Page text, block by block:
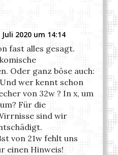
Juli 2020 um 14:14
fast alles gesagt.
Oder ganz böse auch:
wer kennt schon
von 32w ? In x, um
Für die
sind wir
von 21w fehlt uns
einen Hinweis!